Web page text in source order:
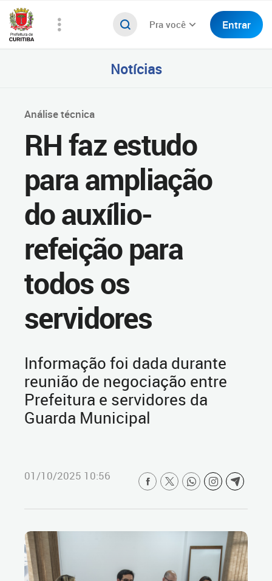
Pra você Entrar
Notícias
Análise técnica
RH faz estudo
para ampliação
do auxílio-
refeição para
todos os
servidores
Informação foi dada durante
reunião de negociação entre
Prefeitura e servidores da
Guarda Municipal
01/10/2025 10:56